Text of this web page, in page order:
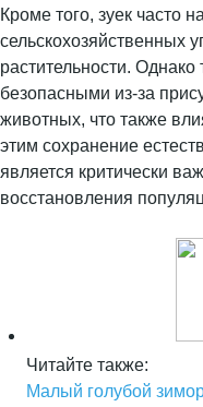
Кроме того, зуек часто
сельскохозяйственных
растительности.
безопасными из-за
животных, что также
этим сохранение
является критически
восстановления
Читайте также:
Малый голубой